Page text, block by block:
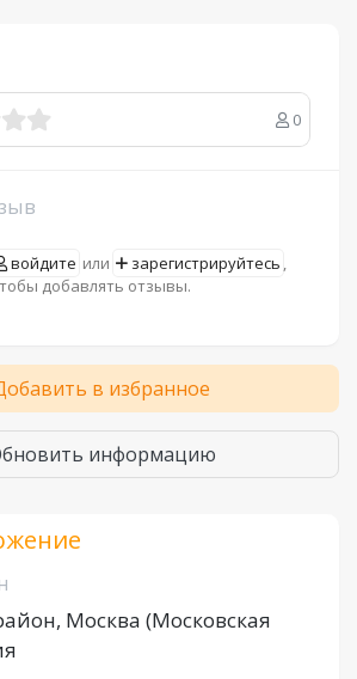
0
войдите или зарегистрируйтесь ,
добавлять отзывы.
в избранное
информацию
Москва (Московская